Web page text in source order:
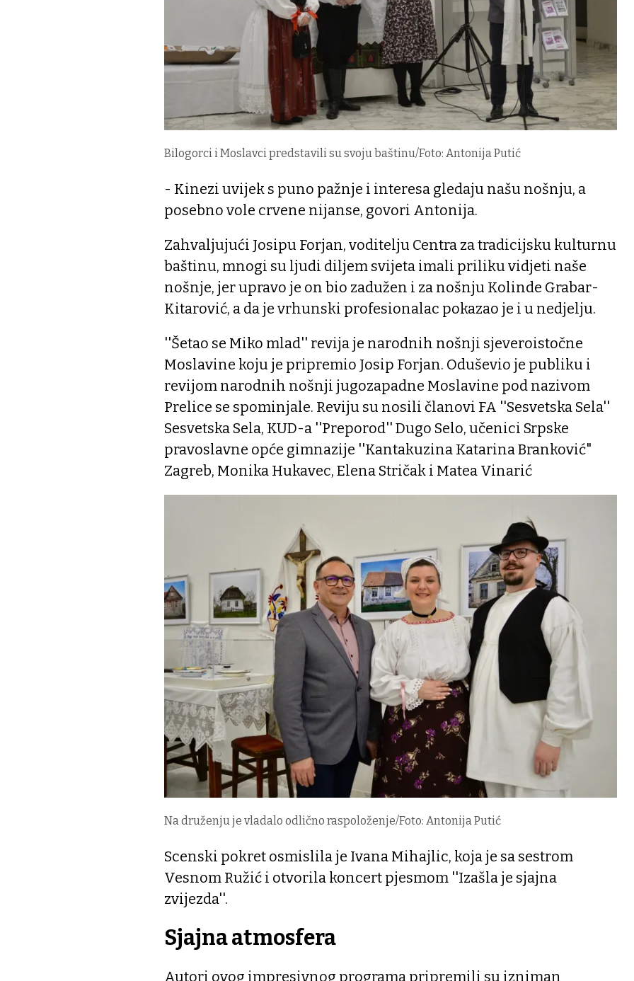
Bilogorci i Moslavci predstavili su svoju baštinu/Foto: Antonija Putić
- Kinezi uvijek s puno pažnje i interesa gledaju našu nošnju, a
posebno vole crvene nijanse, govori Antonija.
Zahvaljujući Josipu Forjan, voditelju Centra za tradicijsku kulturnu
baštinu, mnogi su ljudi diljem svijeta imali priliku vidjeti naše
nošnje, jer upravo je on bio zadužen i za nošnju Kolinde Grabar-
Kitarović, a da je vrhunski profesionalac pokazao je i u nedjelju.
''Šetao se Miko mlad'' revija je narodnih nošnji sjeveroistočne
Moslavine koju je pripremio Josip Forjan. Oduševio je publiku i
revijom narodnih nošnji jugozapadne Moslavine pod nazivom
Prelice se spominjale. Reviju su nosili članovi FA ''Sesvetska Sela''
Sesvetska Sela, KUD-a ''Preporod'' Dugo Selo, učenici Srpske
pravoslavne opće gimnazije ''Kantakuzina Katarina Branković"
Zagreb, Monika Hukavec, Elena Stričak i Matea Vinarić
Na druženju je vladalo odlično raspoloženje/Foto: Antonija Putić
Scenski pokret osmislila je Ivana Mihajlic, koja je sa sestrom
Vesnom Ružić i otvorila koncert pjesmom ''Izašla je sjajna
zvijezda''.
Sjajna atmosfera
Autori ovog impresivnog programa pripremili su izniman